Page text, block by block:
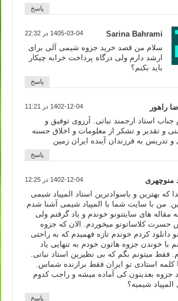
پاسخ
Sarina Bahrami 1405-03-04 در 22:32
سلام من قصد خرید جزوه شیمی آلی برای
ارشد دارم ولی درگاه پرداخت خرابه چیکار
باید بکنم؟
پاسخ
راهور 1402-12-04 در 11:21
جناب استاد ارجمند نباتی. آرزوی توفیق و
و تقدیر و تشکر از معلومات و اخلاق حسنه
و تدریس به فرزندان آینده ایران زمین
پاسخ
منوچهری 1402-12-04 در 12:25
که بهترین و باسوادترین استاد المپیاد شیمی
من با سایت شما با المپیاد شیمی آشنا شدم
مقاله های سایتتونو خوندم و یاد گرفتم ولی
کلاساتونو میخوردم. الان که جزوه
دانلود کردم خوندم تازه فهمیدم که به راحتی
با خوندن جزوه هاتون خودم به تنهایی یاد
فقط میتونم بگم که بی نظیرین استاد نباتی.
کلمه استادی تو ایران فقط برازنده شماس.
جزوه بعدیتون کی آماده میشه و راجب کدوم
شیمیه؟
پاسخ